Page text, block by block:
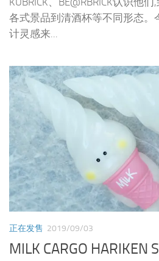
各式景品到清酒杯等不同形态。
计灵感来...
正在发售 2019/09/03
MILK CARGO